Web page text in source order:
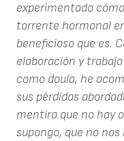
experimentado
torrente hormonal
beneficioso que es.
elaboración y
como doula, he
sus pérdidas
mentira que no hay
supongo, que no